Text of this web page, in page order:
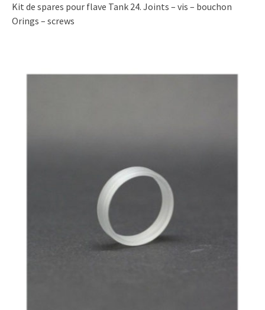
Kit de spares pour flave Tank 24. Joints – vis – bouchon
Orings – screws